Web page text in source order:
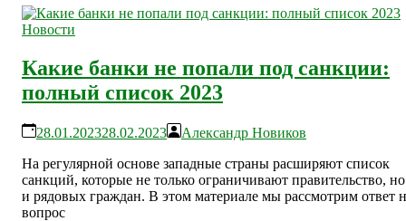
Новости
Какие банки не попали под санкции:
полный список 2023
28.01.202328.02.2023
Александр Новиков
На регулярной основе западные страны расширяют список
санкций, которые не только ограничивают правительство, но
и рядовых граждан. В этом материале мы рассмотрим ответ
вопрос